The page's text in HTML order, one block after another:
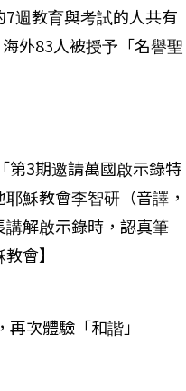
週教育與考試的人共有
外83人被授予「名譽聖
第3期邀請萬國啟示錄特
穌教會李智研（音譯，
解啟示錄時，認真筆
會】
次體驗「和諧」